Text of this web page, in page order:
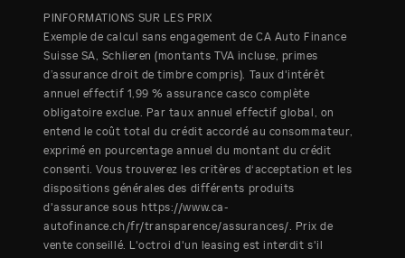
PINFORMATIONS SUR LES PRIX
Exemple de calcul sans engagement de CA Auto Finance
Suisse SA, Schlieren (montants TVA incluse, primes
d’assurance droit de timbre compris). Taux d'intérêt
annuel effectif 1,99 % assurance casco complète
obligatoire exclue. Par taux annuel effectif global, on
entend le coût total du crédit accordé au consommateur,
exprimé en pourcentage annuel du montant du crédit
consenti. Vous trouverez les critères d‘acceptation et les
dispositions générales des différents produits
d'assurance sous https://www.ca-
autofinance.ch/fr/transparence/assurances/. Prix de
vente conseillé. L'octroi d'un leasing est interdit s'il